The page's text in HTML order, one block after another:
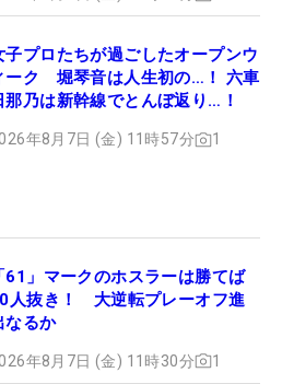
子プロたちが過ごしたオープンウ
ーク 堀琴音は人生初の…！ 六車
那乃は新幹線でとんぼ返り…！
年8月7日 (金) 11時57分 1
「61」マークのホスラーは勝てば
人抜き！ 大逆転プレーオフ進
なるか
年8月7日 (金) 11時30分 1